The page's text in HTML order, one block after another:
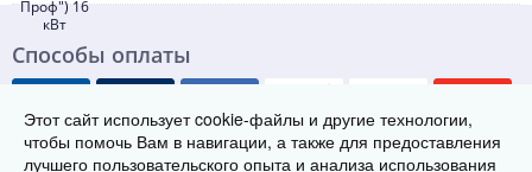
Способы оплаты
Этот сайт использует cookie-файлы и другие технологии,
чтобы помочь Вам в навигации, а также для предоставления
лучшего пользовательского опыта и анализа использования